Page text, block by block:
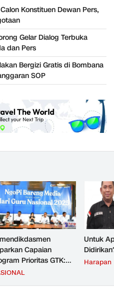
Konstituen Dewan Pers,
Gelar Dialog Terbuka
dan Pers
Bergizi Gratis di Bombana
SOP
Capaian
Prioritas GTK:
Meningkat,
Untuk
Harapan